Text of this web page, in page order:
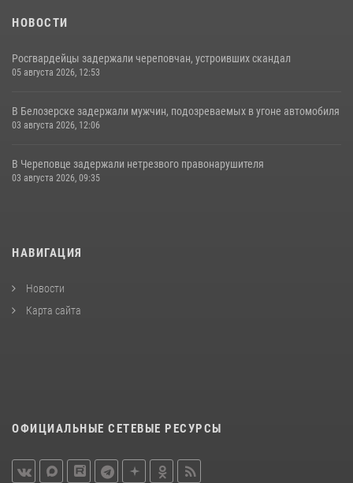
НОВОСТИ
Росгвардейцы задержали череповчан, устроивших скандал
05 августа 2026, 12:53
В Белозерске задержали мужчин, подозреваемых в угоне автомобиля
03 августа 2026, 12:06
В Череповце задержали нетрезвого правонарушителя
03 августа 2026, 09:35
НАВИГАЦИЯ
Новости
Карта сайта
ОФИЦИАЛЬНЫЕ СЕТЕВЫЕ РЕСУРСЫ